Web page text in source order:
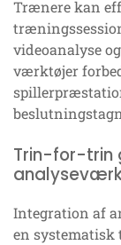
Trænere kan
videoanalyse
værktøjer
Trin-for-trin
Integration af
en systematisk